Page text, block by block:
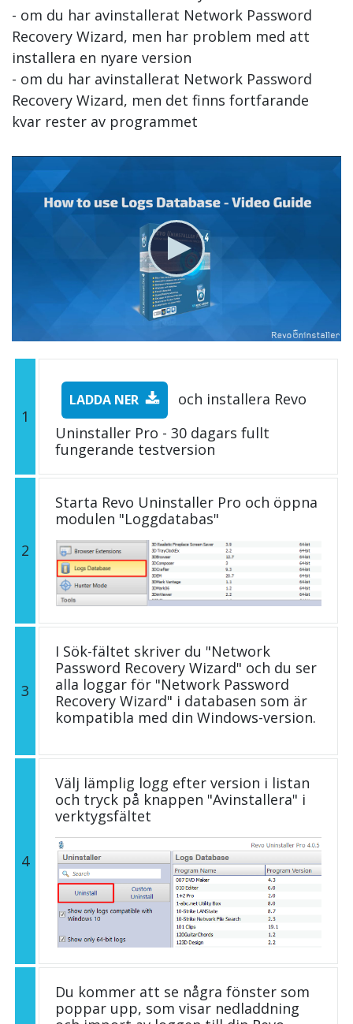
- om du har avinstallerat Network Password
Recovery Wizard, men har problem med att
installera en nyare version
- om du har avinstallerat Network Password
Recovery Wizard, men det finns fortfarande
kvar rester av programmet
1
LADDA NER
och installera Revo
Uninstaller Pro - 30 dagars fullt
fungerande testversion
2
Starta Revo Uninstaller Pro och öppna
modulen "Loggdatabas"
3
I Sök-fältet skriver du "Network
Password Recovery Wizard" och du ser
alla loggar för "Network Password
Recovery Wizard" i databasen som är
kompatibla med din Windows-version.
4
Välj lämplig logg efter version i listan
och tryck på knappen "Avinstallera" i
verktygsfältet
Du kommer att se några fönster som
poppar upp, som visar nedladdning